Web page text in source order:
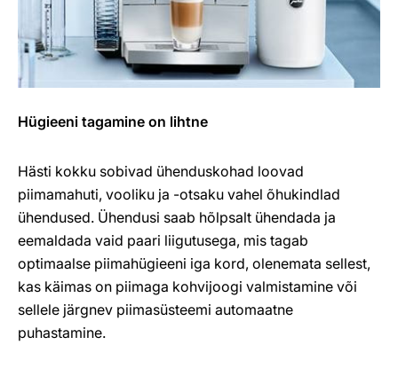
Hügieeni tagamine on lihtne
Hästi kokku sobivad ühenduskohad loovad
piimamahuti, vooliku ja -otsaku vahel õhukindlad
ühendused. Ühendusi saab hõlpsalt ühendada ja
eemaldada vaid paari liigutusega, mis tagab
optimaalse piimahügieeni iga kord, olenemata sellest,
kas käimas on piimaga kohvijoogi valmistamine või
sellele järgnev piimasüsteemi automaatne
puhastamine.